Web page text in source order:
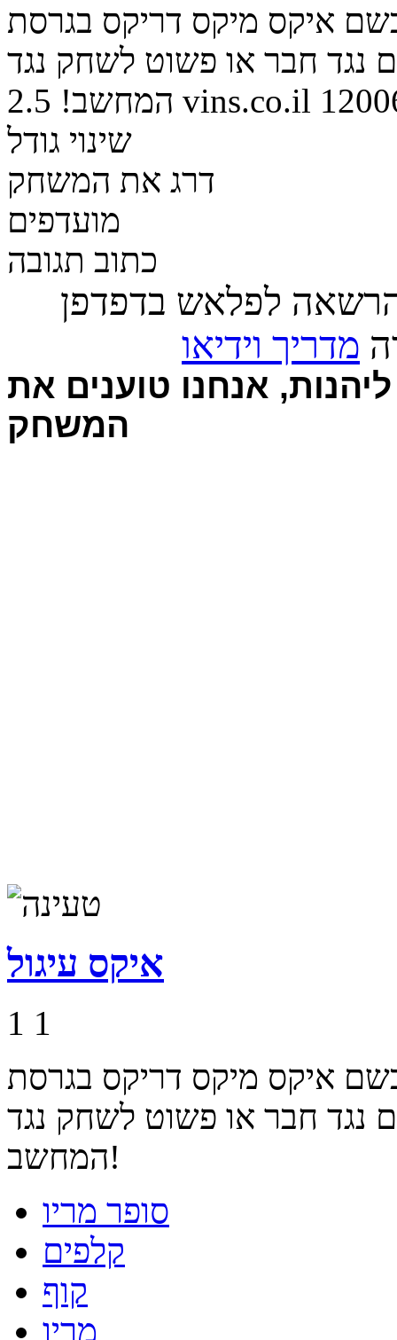
איקס מיקס דריקס בגרסת
נגד חבר או פשוט לשחק נגד
המחשב! 2.5 vins.co.il
שינוי גודל
דרג את המשחק
מועדפים
כתוב תגובה
לפלאש בדפדפן
מדריך וידיאו
אנחנו טוענים את
המשחק
איקס עיגול
1 1
איקס מיקס דריקס בגרסת
נגד חבר או פשוט לשחק נגד
המחשב!
סופר מריו
קלפים
קוף
מריו